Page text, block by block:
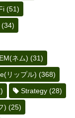
(51)
(34)
ネム) (31)
リップル) (368)
Strategy (28)
) (25)